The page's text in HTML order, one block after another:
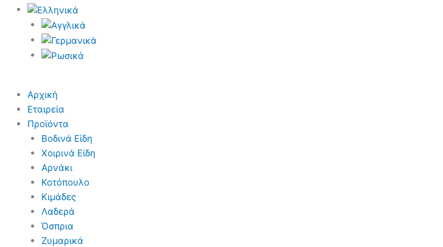
Αρχική
Εταιρεία
Προϊόντα
Βοδινά Είδη
Χοιρινά Είδη
Aρνάκι
Κοτόπουλο
Κιμάδες
Λαδερά
Όσπρια
Ζυμαρικά